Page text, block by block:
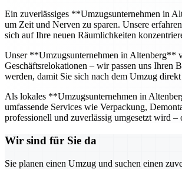
Ein zuverlässiges **Umzugsunternehmen in
um Zeit und Nerven zu sparen. Unsere
sich auf Ihre neuen Räumlichkeiten
Unser **Umzugsunternehmen in Altenberg**
Geschäftsrelokationen – wir passen uns Ihren
werden, damit Sie sich nach dem Umzug
Als lokales **Umzugsunternehmen in
umfassende Services wie Verpackung,
professionell und zuverlässig umgesetzt wird –
Wir sind für Sie da
Sie planen einen Umzug und suchen einen